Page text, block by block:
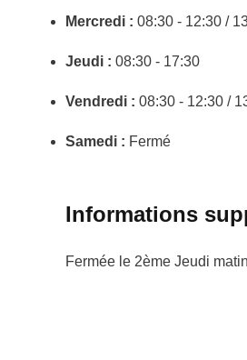
Mercredi : 08:30 - 12:30 /
Jeudi : 08:30 - 17:30
Vendredi : 08:30 - 12:30 /
Samedi : Fermé
Informations
Fermée le 2ème Jeudi